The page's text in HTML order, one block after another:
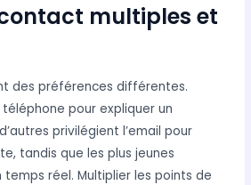
multiples et
des préférences différentes.
pour expliquer un
privilégient l’email pour
tandis que les plus jeunes
réel. Multiplier les points de